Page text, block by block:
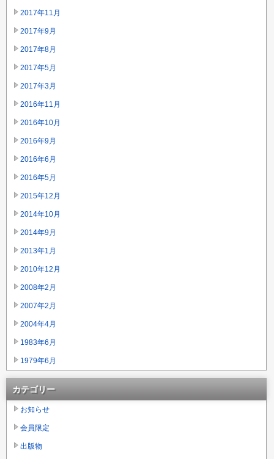
2017年11月
2017年9月
2017年8月
2017年5月
2017年3月
2016年11月
2016年10月
2016年9月
2016年6月
2016年5月
2015年12月
2014年10月
2014年9月
2013年1月
2010年12月
2008年2月
2007年2月
2004年4月
1983年6月
1979年6月
カテゴリー
お知らせ
会員限定
出版物